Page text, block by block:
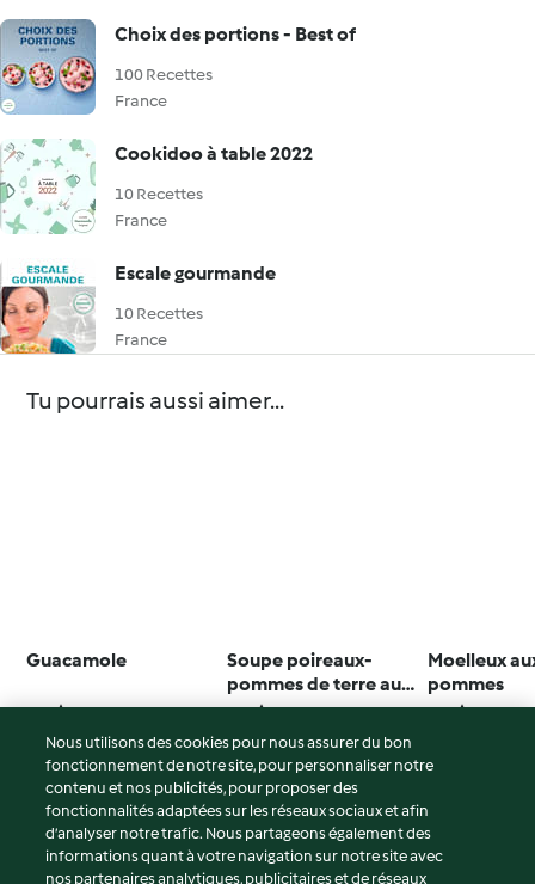
Choix des portions - Best of
100 Recettes
France
Cookidoo à table 2022
10 Recettes
France
Escale gourmande
10 Recettes
France
Tu pourrais aussi aimer...
Guacamole
4.2 (839)
Soupe poireaux-
pommes de terre au
fenouil
4.7 (938)
Moelleux
pommes
4.7 (4.8K)
© Copyright 2026
Conditions d'utilisation
Nous utilisons des cookies pour nous assurer du bon
fonctionnement de notre site, pour personnaliser notre
contenu et nos publicités, pour proposer des
fonctionnalités adaptées sur les réseaux sociaux et afin
d’analyser notre trafic. Nous partageons également des
informations quant à votre navigation sur notre site avec
nos partenaires analytiques, publicitaires et de réseaux